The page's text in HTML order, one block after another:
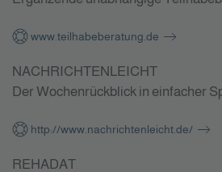
www.teilhabeberatung.de
NACHRICHTENLEICHT
Der Wochenrückblick in einfacher
http://www.nachrichtenleicht.de/
REHADAT